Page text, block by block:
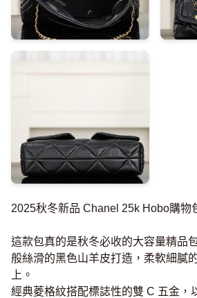
2025秋冬新品 Chanel 25k Hobo購物
這款包真的是秋冬必收的大容量精品
般絲滑的黑色山羊皮打造，柔軟細膩
上。
經典菱格紋搭配標誌性的雙 C 五金，